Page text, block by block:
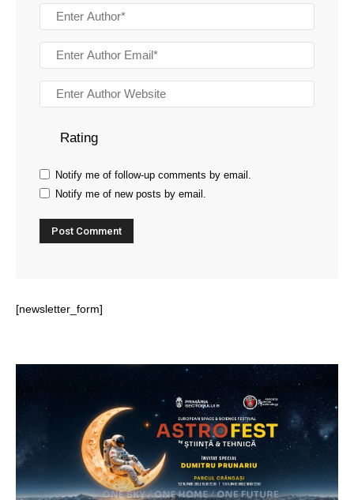
Rating
Notify me of follow-up comments by email.
Notify me of new posts by email.
[newsletter_form]